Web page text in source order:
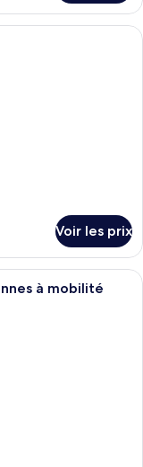
d’hôtel avec un
Voir les prix
d’hôtel moderne,
à mobilité